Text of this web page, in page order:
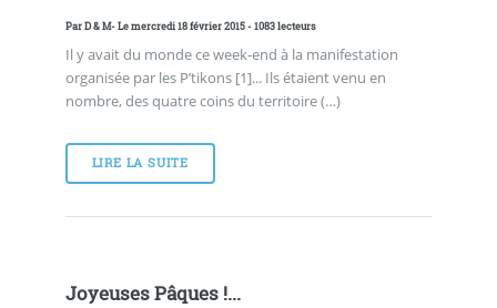
ParD & M- Le mercredi 18 février 2015 - 1083 lecteurs
Il y avait du monde ce week-end à la manifestation
organisée par les P’tikons [1]... Ils étaient venu en
nombre, des quatre coins du territoire (…)
LIRE LA SUITE
Joyeuses Pâques !...